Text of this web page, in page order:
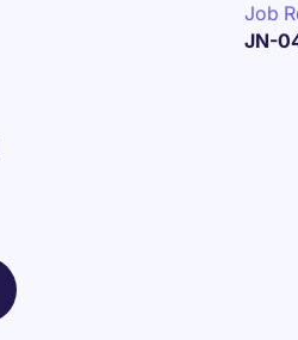
Job
JN-